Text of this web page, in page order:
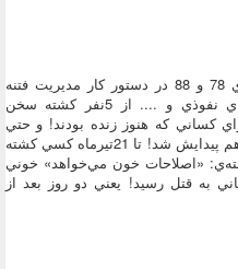
پروژه كشته‌سازي از فتنه‌ي جمل تا فتنه‌ي 78 و 88 در دستور كار مديريت فتنه
بوده! 19تير همه‌ي روزنامه‌ها و دولتي‌هاي نفوذي و .... از 5نفر كشته سخن‌
كساني كه هنوز زنده بودند! و حتي
يكي از آن‌ها در بين شاكيان فرهاد نظري هم پيدايش شد! تا 21تيرماه كسي كشته
«اصلاحات خون مي‌خواهد» خوني
به قتل رسيد! يعني دو روز بعد از